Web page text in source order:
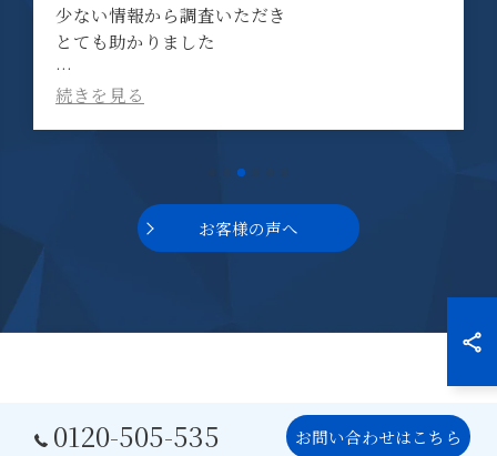
少ない情報から調査いただき
とても助かりました
(Translated by Google)
お客様の声へ
0120-505-535 お問い合わせはこちら